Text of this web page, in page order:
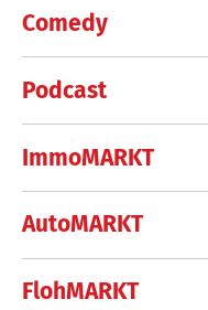
Comedy
Podcast
ImmoMARKT
AutoMARKT
FlohMARKT